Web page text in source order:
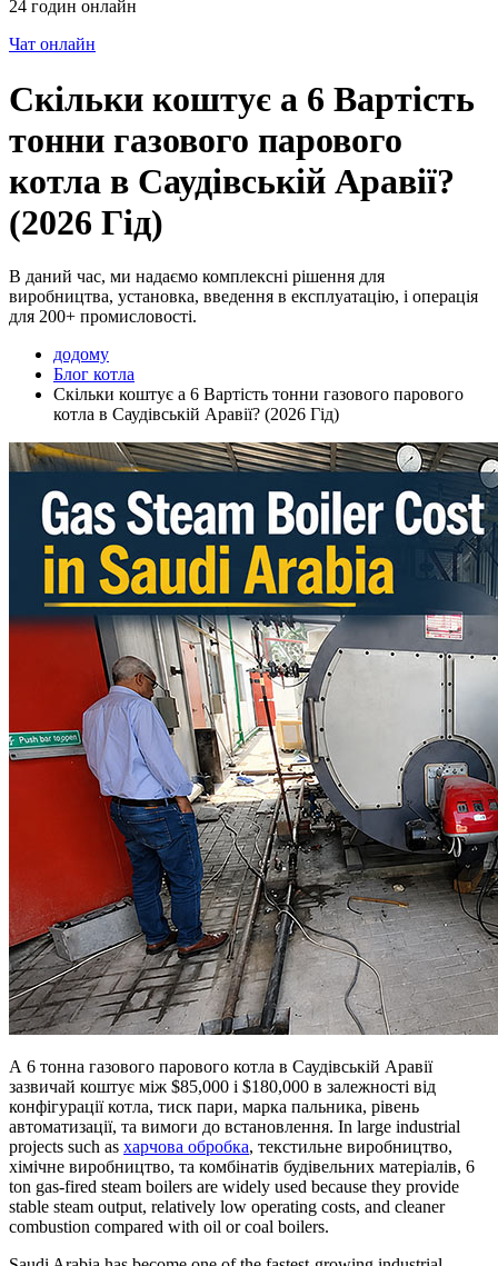
24 годин онлайн
Чат онлайн
Скільки коштує a 6 Вартість
тонни газового парового
котла в Саудівській Аравії?
(2026 Гід)
В даний час, ми надаємо комплексні рішення для
виробництва, установка, введення в експлуатацію, і операція
для 200+ промисловості.
додому
Блог котла
Скільки коштує a 6 Вартість тонни газового парового
котла в Саудівській Аравії? (2026 Гід)
А 6 тонна газового парового котла в Саудівській Аравії
зазвичай коштує між $85,000 і $180,000 в залежності від
конфігурації котла, тиск пари, марка пальника, рівень
автоматизації, та вимоги до встановлення. In large industrial
projects such as харчова обробка, текстильне виробництво,
хімічне виробництво, та комбінатів будівельних матеріалів, 6
ton gas-fired steam boilers are widely used because they provide
stable steam output, relatively low operating costs, and cleaner
combustion compared with oil or coal boilers.